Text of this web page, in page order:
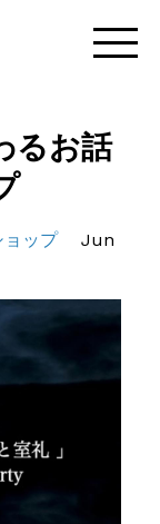
るお話
ョップ
Jun